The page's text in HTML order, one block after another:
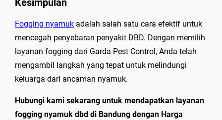
Kesimpulan
Fogging nyamuk adalah salah satu cara efektif untuk
mencegah penyebaran penyakit DBD. Dengan memilih
layanan fogging dari Garda Pest Control, Anda telah
mengambil langkah yang tepat untuk melindungi
keluarga dari ancaman nyamuk.
Hubungi kami sekarang untuk mendapatkan layanan
fogging nyamuk dbd di Bandung dengan Harga